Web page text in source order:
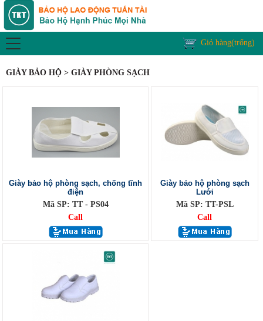
Giỏ hàng(trống)
GIÀY BẢO HỘ > GIÀY PHÒNG SẠCH
Giày bảo hộ phòng sạch, chống tĩnh
điện
Mã SP: TT - PS04
Call
Giày bảo hộ phòng sạch
Lưới
Mã SP: TT-PSL
Call